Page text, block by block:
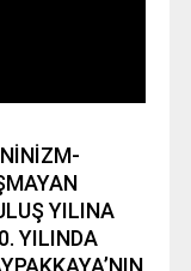
YILINA
YILINDA